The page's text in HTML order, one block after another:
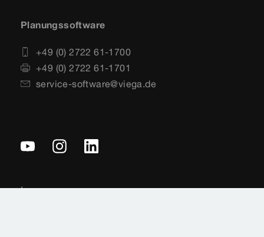
Planungssoftware
+49 (0) 2722 61-1700
+49 (0) 2722 61-1701
service-software@viega.de
Impressum